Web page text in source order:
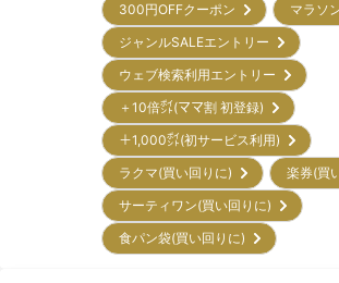
300円OFFクーポン
マラソ
ジャンルSALEエントリー
ウェブ検索利用エントリー
＋10倍㌽(ママ割 初登録)
＋1,000㌽(初サービス利用)
ラクマ(買い回りに)
楽券(買
サーティワン(買い回りに)
食パン袋(買い回りに)